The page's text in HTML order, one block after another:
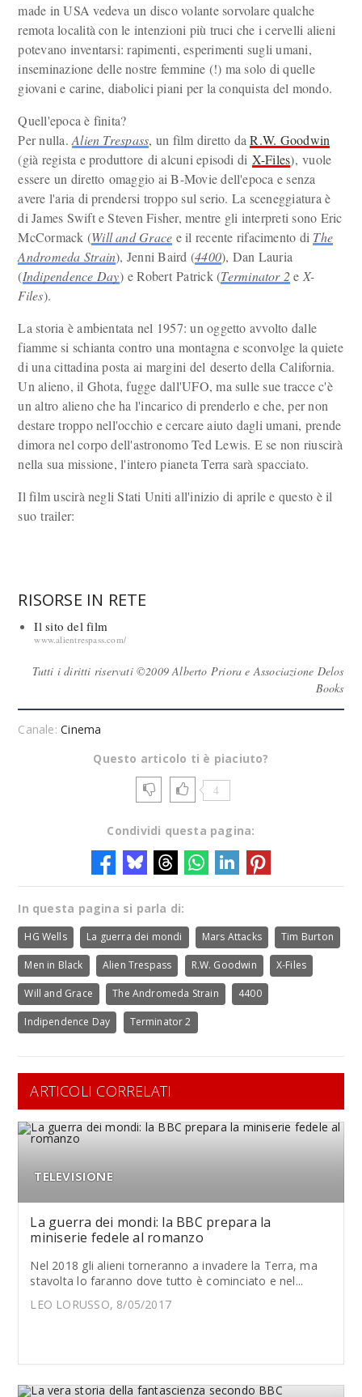
made in USA vedeva un disco volante sorvolare qualche
remota località con le intenzioni più truci che i cervelli alieni
potevano inventarsi: rapimenti, esperimenti sugli umani,
inseminazione delle nostre femmine (!) ma solo di quelle
giovani e carine, diabolici piani per la conquista del mondo.
Quell'epoca è finita?
Per nulla.Alien Trespass, un film diretto daR.W. Goodwin
(già regista e produttore di alcuni episodi di X-Files), vuole
essere un diretto omaggio ai B-Movie dell'epoca e senza
avere l'aria di prendersi troppo sul serio. La sceneggiatura è
di James Swift e Steven Fisher, mentre gli interpreti sono Eric
McCormack (Will and Grace e il recente rifacimento di The
Andromeda Strain), Jenni Baird (4400), Dan Lauria
(Indipendence Day) e Robert Patrick (Terminator 2e X-
Files).
La storia è ambientata nel 1957: un oggetto avvolto dalle
fiamme si schianta contro una montagna e sconvolge la quiete
di una cittadina posta ai margini del deserto della California.
Un alieno, il Ghota, fugge dall'UFO, ma sulle sue tracce c'è
un altro alieno che ha l'incarico di prenderlo e che, per non
destare troppo nell'occhio e cercare aiuto dagli umani, prende
dimora nel corpo dell'astronomo Ted Lewis. E se non riuscirà
nella sua missione, l'intero pianeta Terra sarà spacciato.
Il film uscirà negli Stati Uniti all'inizio di aprile e questo è il
suo trailer:
RISORSE IN RETE
Il sito del film
www.alientrespass.com/
Tutti i diritti riservati ©2009 Alberto Priora e Associazione Delos
Books
Canale:Cinema
Questo articolo ti è piaciuto?
4
Condividi questa pagina:
In questa pagina si parla di:
HG Wells La guerra dei mondi Mars Attacks Tim Burton
Men in Black Alien Trespass R.W. Goodwin X-Files
Will and Grace The Andromeda Strain 4400
Indipendence Day Terminator 2
ARTICOLI CORRELATI
TELEVISIONE
La guerra dei mondi: la BBC prepara la
miniserie fedele al romanzo
Nel 2018 gli alieni torneranno a invadere la Terra, ma
stavolta lo faranno dove tutto è cominciato e nel...
LEO LORUSSO, 8/05/2017